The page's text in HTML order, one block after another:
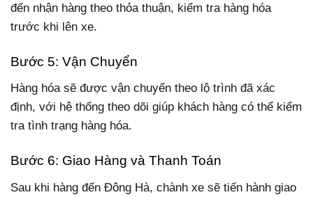
đến nhận hàng theo thỏa thuận, kiểm tra hàng hóa
trước khi lên xe.
Bước 5: Vận Chuyển
Hàng hóa sẽ được vận chuyển theo lộ trình đã xác
định, với hệ thống theo dõi giúp khách hàng có thể kiểm
tra tình trạng hàng hóa.
Bước 6: Giao Hàng và Thanh Toán
Sau khi hàng đến Đông Hà, chành xe sẽ tiến hành giao